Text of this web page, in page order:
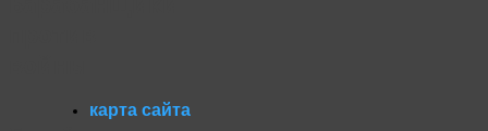
карта сайта